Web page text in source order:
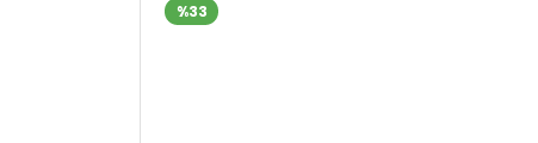
%33